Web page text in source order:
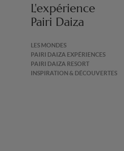
L'expérience
Pairi Daiza
LES MONDES
PAIRI DAIZA EXPÉRIENCES
PAIRI DAIZA RESORT
INSPIRATION & DÉCOUVERTES